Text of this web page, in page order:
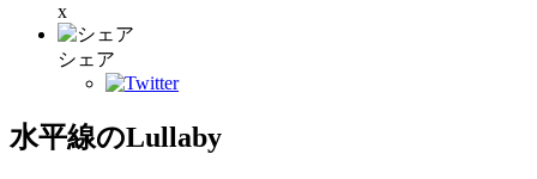
x
シェア
水平線のLullaby